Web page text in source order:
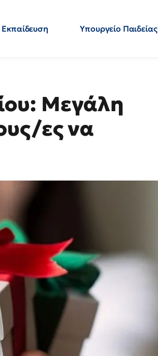
Εκπαίδευση Υπουργείο Παιδείας
Μεγάλη
ες να